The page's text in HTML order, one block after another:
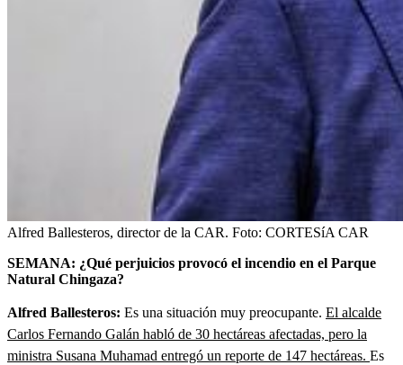
Alfred Ballesteros, director de la CAR. Foto: CORTESíA CAR
SEMANA: ¿Qué perjuicios provocó el incendio en el Parque
Natural Chingaza?
Alfred Ballesteros: Es una situación muy preocupante. El alcalde
Carlos Fernando Galán habló de 30 hectáreas afectadas, pero la
ministra Susana Muhamad entregó un reporte de 147 hectáreas. Es